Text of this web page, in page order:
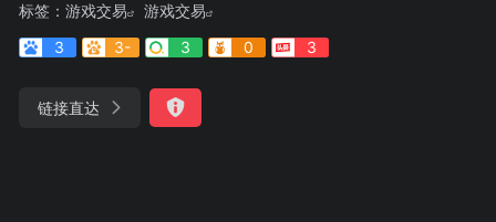
标签： 游戏交易
游戏交易
3
3- 3 0 3
链接直达